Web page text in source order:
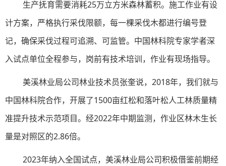
生产抚育需要消耗25万立方米森林蓄积。施工作业有设
计方案，严格执行采伐限额，每一棵采伐木都进行编号登
记，确保采伐过程可追溯、可监管。中国林科院专家学者深
入试点单位全程参与，岗前有技术培训，作业有现场指导。
美溪林业局公司林业技术员张奎说，2018年，我们就与
中国林科院合作，开展了1500亩红松和落叶松人工林质量精
准提升技术示范项目。经2022年中期监测，作业区林木生长
量是对照区的2.86倍。
2023年纳入全国试点，美溪林业局公司积极借鉴前期经